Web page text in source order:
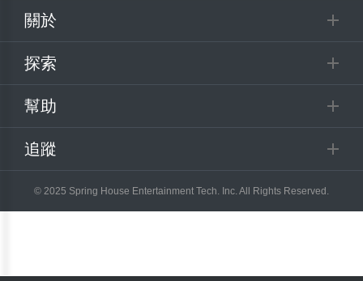
關於
探索
幫助
追蹤
© 2025 Spring House Entertainment Tech. Inc. All Rights Reserved.